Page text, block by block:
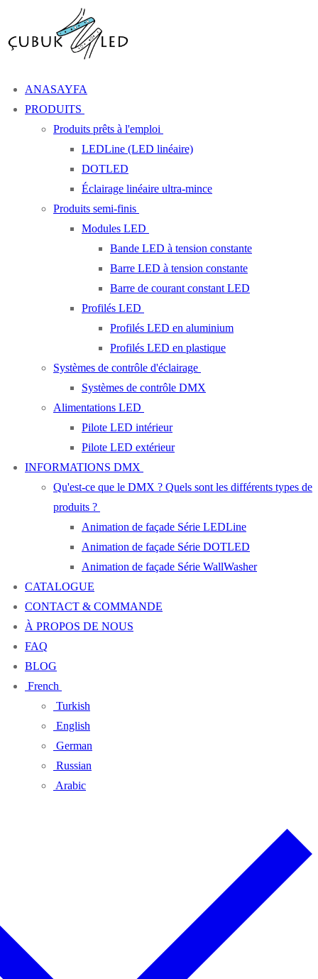
au
contenu
ANASAYFA
PRODUITS
Produits prêts à l'emploi
LEDLine (LED linéaire)
DOTLED
Éclairage linéaire ultra-mince
Produits semi-finis
Modules LED
Bande LED à tension constante
Barre LED à tension constante
Barre de courant constant LED
Profilés LED
Profilés LED en aluminium
Profilés LED en plastique
Systèmes de contrôle d'éclairage
Systèmes de contrôle DMX
Alimentations LED
Pilote LED intérieur
Pilote LED extérieur
INFORMATIONS DMX
Qu'est-ce que le DMX ? Quels sont les différents types de
produits ?
Animation de façade Série LEDLine
Animation de façade Série DOTLED
Animation de façade Série WallWasher
CATALOGUE
CONTACT & COMMANDE
À PROPOS DE NOUS
FAQ
BLOG
French
Turkish
English
German
Russian
Arabic